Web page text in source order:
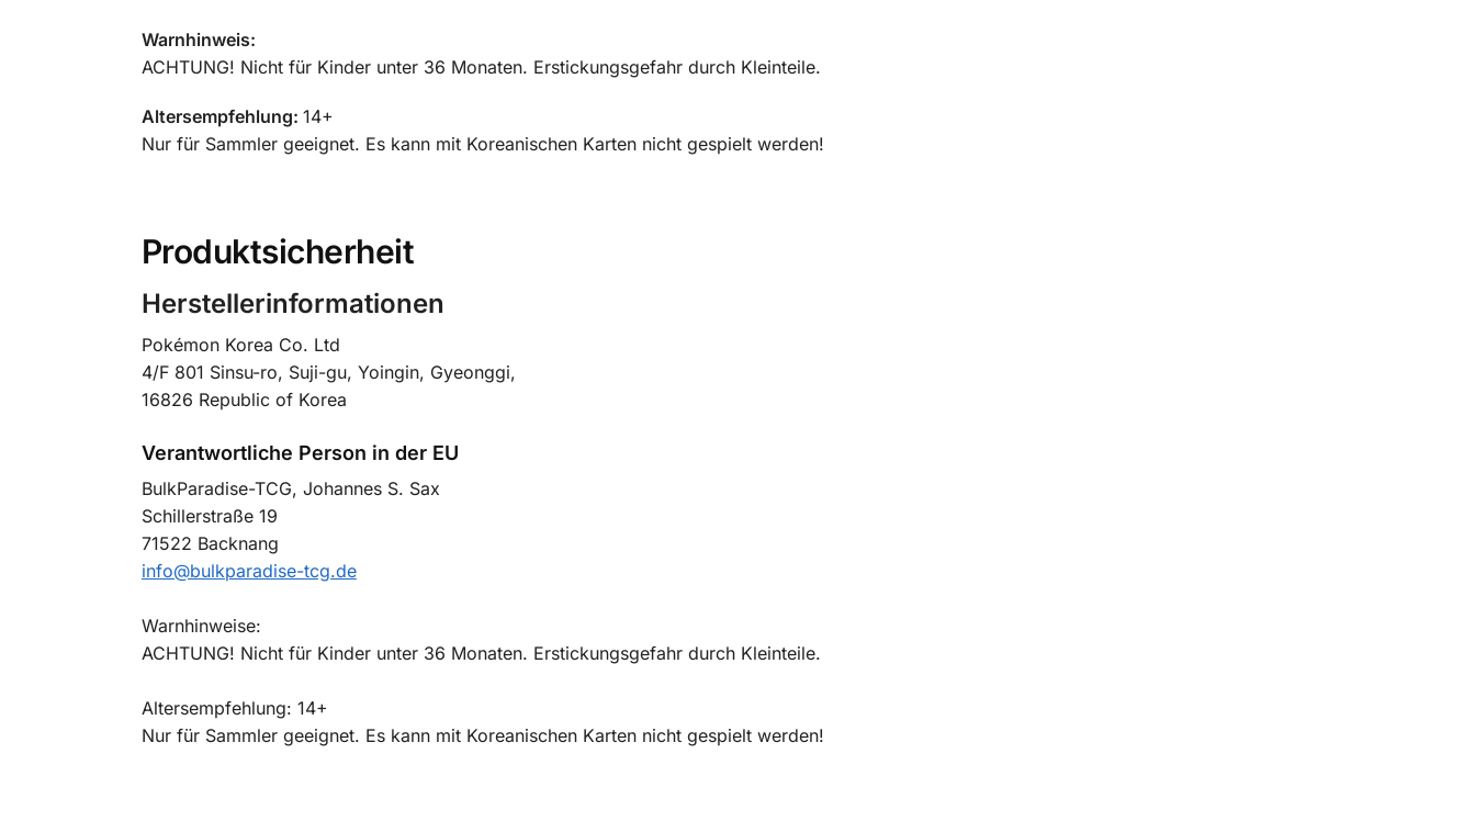
Warnhinweis:
ACHTUNG! Nicht für Kinder unter 36 Monaten. Erstickungsgefahr durch Kleinteile.
Altersempfehlung: 14+
Nur für Sammler geeignet. Es kann mit Koreanischen Karten nicht gespielt werden!
Produktsicherheit
Herstellerinformationen
Pokémon Korea Co. Ltd
4/F 801 Sinsu-ro, Suji-gu, Yoingin, Gyeonggi,
16826 Republic of Korea
Verantwortliche Person in der EU
BulkParadise-TCG, Johannes S. Sax
Schillerstraße 19
71522 Backnang
info@bulkparadise-tcg.de
Warnhinweise:
ACHTUNG! Nicht für Kinder unter 36 Monaten. Erstickungsgefahr durch Kleinteile.
Altersempfehlung: 14+
Nur für Sammler geeignet. Es kann mit Koreanischen Karten nicht gespielt werden!